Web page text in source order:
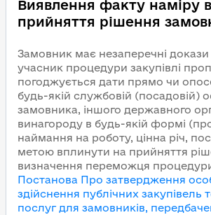
Виявлення факту наміру
прийняття рішення
Замовник має незаперечні
учасник процедури закупівлі
погоджується дати прямо чи
будь-якій службовій (посадовій)
замовника, іншого державного
винагороду в будь-якій формі
наймання на роботу, цінна річ,
метою вплинути на прийняття
визначення переможця процедури
Постанова Про затвердження
здійснення публічних закупівель
послуг для замовників,